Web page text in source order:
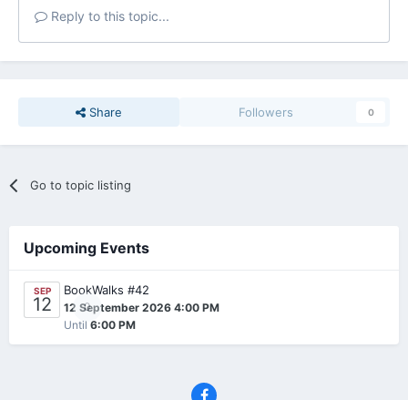
Reply to this topic...
Share Followers 0
Go to topic listing
Upcoming Events
SEP
12 0
BookWalks #42
12 September 2026 4:00 PM
Until 6:00 PM